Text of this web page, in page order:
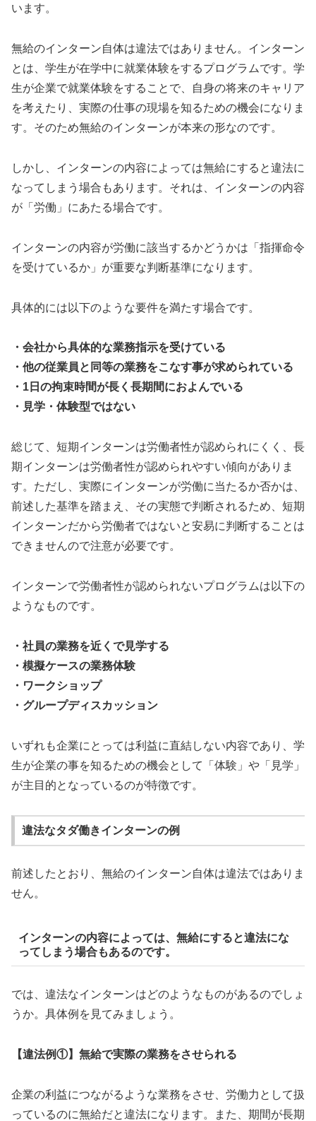
います。
無給のインターン自体は違法ではありません。インターン
とは、学生が在学中に就業体験をするプログラムです。学
生が企業で就業体験をすることで、自身の将来のキャリア
を考えたり、実際の仕事の現場を知るための機会になりま
す。そのため無給のインターンが本来の形なのです。
しかし、インターンの内容によっては無給にすると違法に
なってしまう場合もあります。それは、インターンの内容
が「労働」にあたる場合です。
インターンの内容が労働に該当するかどうかは「指揮命令
を受けているか」が重要な判断基準になります。
具体的には以下のような要件を満たす場合です。
・会社から具体的な業務指示を受けている
・他の従業員と同等の業務をこなす事が求められている
・1日の拘束時間が長く長期間におよんでいる
・見学・体験型ではない
総じて、短期インターンは労働者性が認められにくく、長
期インターンは労働者性が認められやすい傾向がありま
す。ただし、実際にインターンが労働に当たるか否かは、
前述した基準を踏まえ、その実態で判断されるため、短期
インターンだから労働者ではないと安易に判断することは
できませんので注意が必要です。
インターンで労働者性が認められないプログラムは以下の
ようなものです。
・社員の業務を近くで見学する
・模擬ケースの業務体験
・ワークショップ
・グループディスカッション
いずれも企業にとっては利益に直結しない内容であり、学
生が企業の事を知るための機会として「体験」や「見学」
が主目的となっているのが特徴です。
違法なタダ働きインターンの例
前述したとおり、無給のインターン自体は違法ではありま
せん。
インターンの内容によっては、無給にすると違法にな
ってしまう場合もあるのです。
では、違法なインターンはどのようなものがあるのでしょ
うか。具体例を見てみましょう。
【違法例①】無給で実際の業務をさせられる
企業の利益につながるような業務をさせ、労働力として扱
っているのに無給だと違法になります。また、期間が長期